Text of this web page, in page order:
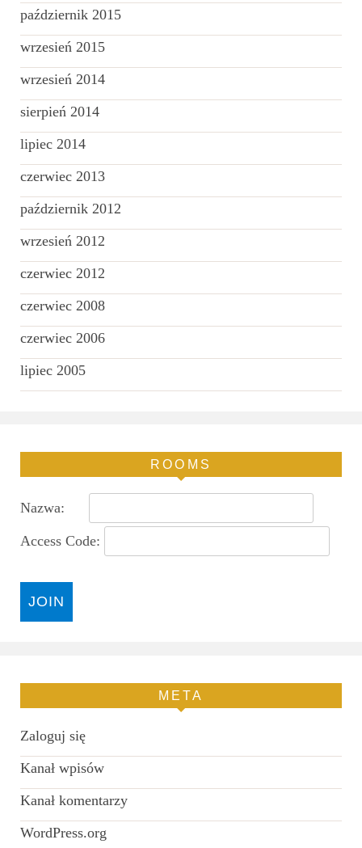
październik 2015
wrzesień 2015
wrzesień 2014
sierpień 2014
lipiec 2014
czerwiec 2013
październik 2012
wrzesień 2012
czerwiec 2012
czerwiec 2008
czerwiec 2006
lipiec 2005
ROOMS
Nazwa:
Access Code:
META
Zaloguj się
Kanał wpisów
Kanał komentarzy
WordPress.org